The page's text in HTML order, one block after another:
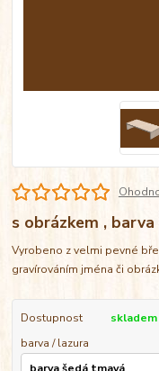
s obrázkem ,
Vyrobeno z velmi pevné
gravírováním jména či
Dostupnost
skladem
barva / lazura